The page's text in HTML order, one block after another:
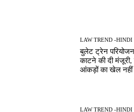
LAW TREND -HINDI
बुलेट ट्रेन
काटने की दी
आंकड़ों का खेल नहीं
LAW TREND -HINDI